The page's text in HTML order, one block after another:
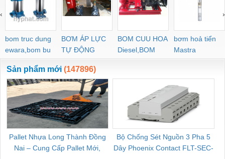
bom truc dung
ewara,bom bu
ewara
BƠM ÁP LỰC
TỰ ĐỘNG
BOM CUU HOA
Diesel,BOM
CHUA CHAY
bơm hoả tiển
Mastra
‹ ›
Sản phẩm mới (147896)
Pallet Nhựa Long Thành Đồng
Nai – Cung Cấp Pallet Mới,
Bộ Chống Sét Nguồn 3 Pha 5
Dây Phoenix Contact FLT-SEC-